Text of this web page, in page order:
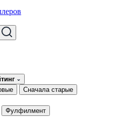
Сначала старые
Фулфилмент